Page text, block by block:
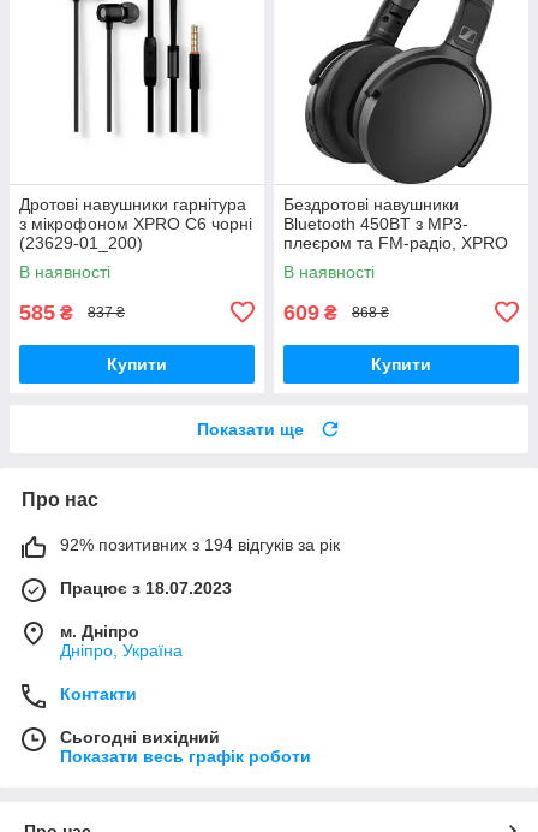
Дротові навушники гарнітура
з мікрофоном XPRO C6 чорні
(23629-01_200)
В наявності
585 ₴ 837 ₴
Купити
Бездротові навушники
Bluetooth 450BT з MP3-
плеєром та FM-радіо, XPRO
(41166-450BT_231)
В наявності
609 ₴ 868 ₴
Купити
Показати ще
Про нас
92% позитивних з 194 відгуків за рік
Працює з 18.07.2023
м. Дніпро
Дніпро, Україна
Контакти
Сьогодні вихідний
Показати весь графік роботи